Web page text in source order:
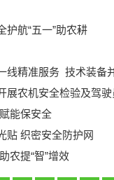
护航“五一”助农耕
线精准服务 技术装备
展农机安全检验及驾
能保安全
贴 织密安全防护网
农提“智”增效